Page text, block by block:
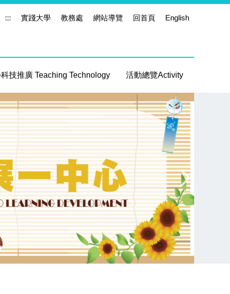
::: 實踐大學 教務處 網站導覽 回首頁 English
技推廣 Teaching Technology 活動總覽Activity